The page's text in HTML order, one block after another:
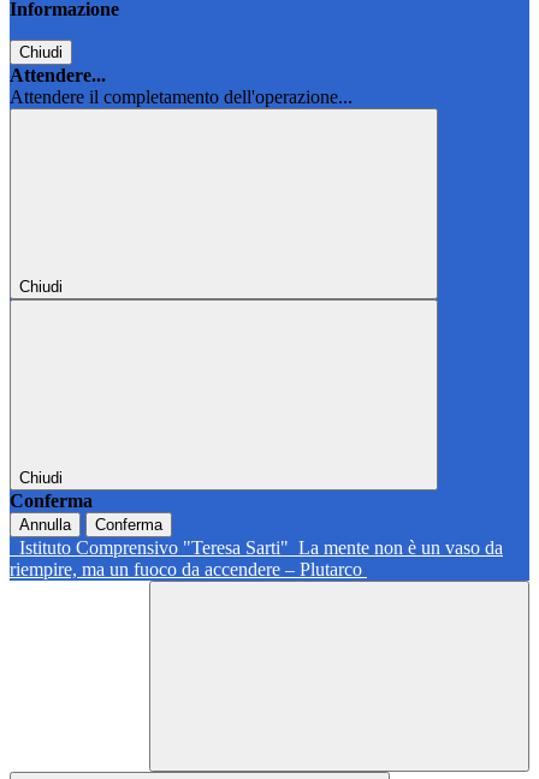
Informazione
Chiudi
Attendere...
Attendere il completamento dell'operazione...
Chiudi
Chiudi
Conferma
Annulla Conferma
Istituto Comprensivo "Teresa Sarti" La mente non è un vaso da
riempire, ma un fuoco da accendere – Plutarco